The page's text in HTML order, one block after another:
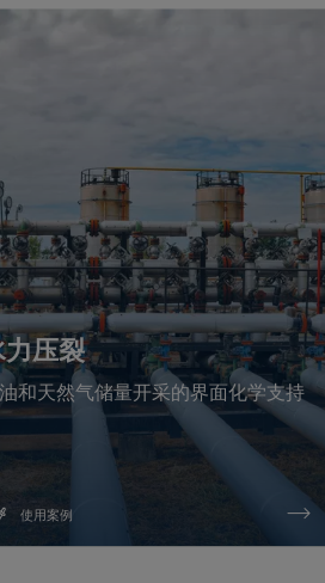
压裂
和天然气储量开采的界面化学支持
使用案例